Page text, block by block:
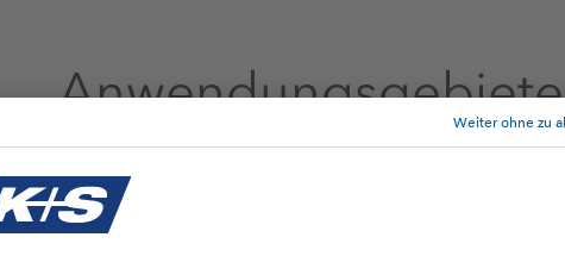
Anwendungsgebiete